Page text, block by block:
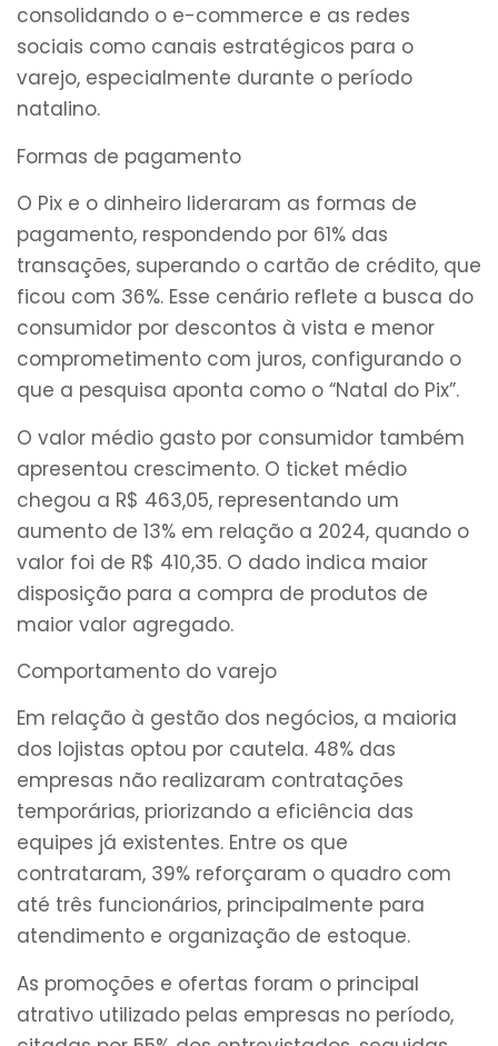
consolidando o e-commerce e as redes
sociais como canais estratégicos para o
varejo, especialmente durante o período
natalino.
Formas de pagamento
O Pix e o dinheiro lideraram as formas de
pagamento, respondendo por 61% das
transações, superando o cartão de crédito, que
ficou com 36%. Esse cenário reflete a busca do
consumidor por descontos à vista e menor
comprometimento com juros, configurando o
que a pesquisa aponta como o “Natal do Pix”.
O valor médio gasto por consumidor também
apresentou crescimento. O ticket médio
chegou a R$ 463,05, representando um
aumento de 13% em relação a 2024, quando o
valor foi de R$ 410,35. O dado indica maior
disposição para a compra de produtos de
maior valor agregado.
Comportamento do varejo
Em relação à gestão dos negócios, a maioria
dos lojistas optou por cautela. 48% das
empresas não realizaram contratações
temporárias, priorizando a eficiência das
equipes já existentes. Entre os que
contrataram, 39% reforçaram o quadro com
até três funcionários, principalmente para
atendimento e organização de estoque.
As promoções e ofertas foram o principal
atrativo utilizado pelas empresas no período,